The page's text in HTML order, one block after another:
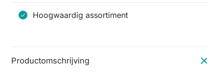
Hoogwaardig assortiment
Productomschrijving